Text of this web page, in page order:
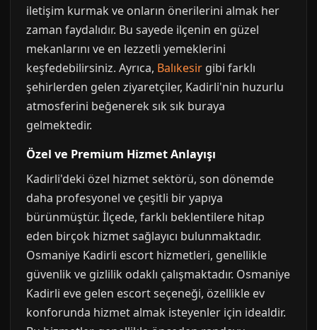
iletişim kurmak ve onların önerilerini almak her
zaman faydalıdır. Bu sayede ilçenin en güzel
mekanlarını ve en lezzetli yemeklerini
keşfedebilirsiniz. Ayrıca, Balıkesir gibi farklı
şehirlerden gelen ziyaretçiler, Kadirli'nin huzurlu
atmosferini beğenerek sık sık buraya
gelmektedir.
Özel ve Premium Hizmet Anlayışı
Kadirli'deki özel hizmet sektörü, son dönemde
daha profesyonel ve çeşitli bir yapıya
bürünmüştür. İlçede, farklı beklentilere hitap
eden birçok hizmet sağlayıcı bulunmaktadır.
Osmaniye Kadirli escort hizmetleri, genellikle
güvenlik ve gizlilik odaklı çalışmaktadır. Osmaniye
Kadirli eve gelen escort seçeneği, özellikle ev
konforunda hizmet almak isteyenler için idealdir.